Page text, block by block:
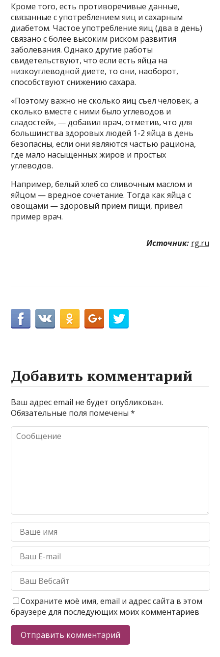
Кроме того, есть противоречивые данные,
связанные с употреблением яиц и сахарным
диабетом. Частое употребление яиц (два в день)
связано с более высоким риском развития
заболевания. Однако другие работы
свидетельствуют, что если есть яйца на
низкоуглеводной диете, то они, наоборот,
способствуют снижению сахара.
«Поэтому важно не сколько яиц съел человек, а
сколько вместе с ними было углеводов и
сладостей», — добавил врач, отметив, что для
большинства здоровых людей 1-2 яйца в день
безопасны, если они являются частью рациона,
где мало насыщенных жиров и простых
углеводов.
Например, белый хлеб со сливочным маслом и
яйцом — вредное сочетание. Тогда как яйца с
овощами — здоровый прием пищи, привел
пример врач.
Источник: rg.ru
Добавить комментарий
Ваш адрес email не будет опубликован.
Обязательные поля помечены*
Сохраните моё имя, email и адрес сайта в этом
браузере для последующих моих комментариев